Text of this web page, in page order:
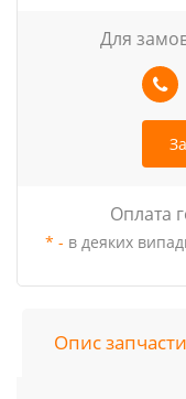
Для
Оплата
* - в деяких
Опис